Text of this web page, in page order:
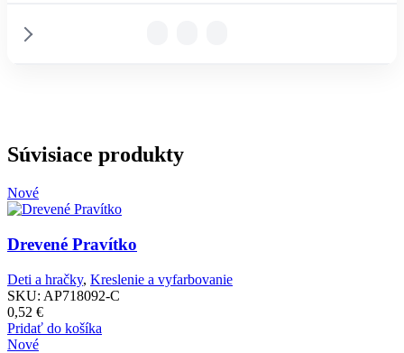
Poznámka:
PARAMETRE
Poznámka:
PARAMETRE
Súvisiace produkty
Nové
Drevené Pravítko
Deti a hračky, Kreslenie a vyfarbovanie
SKU: AP718092-C
0,52 €
Pridať do košíka
Nové